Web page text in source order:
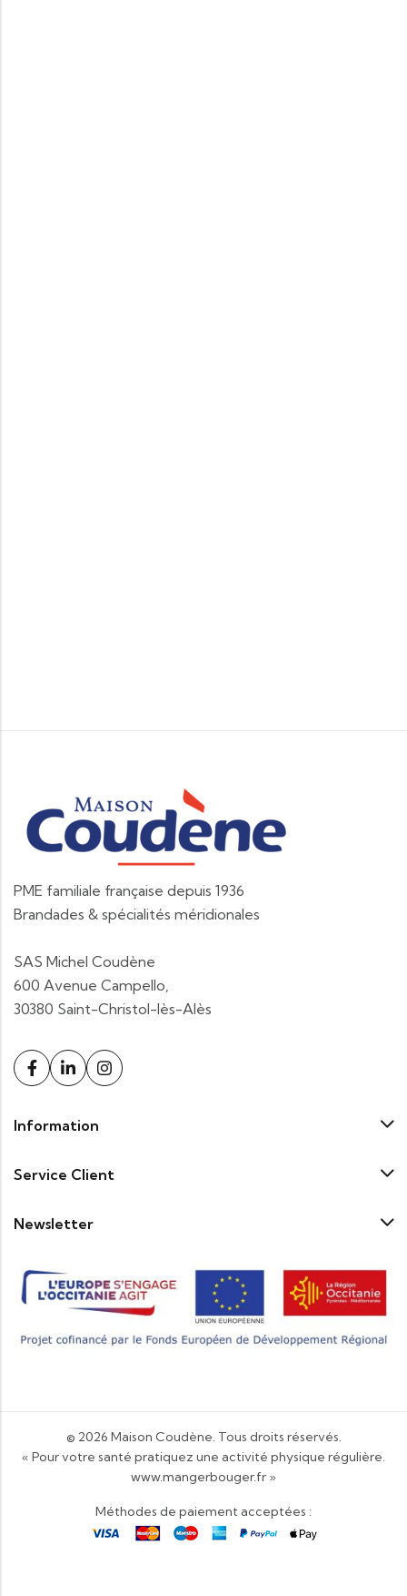
PME familiale française depuis 1936
Brandades & spécialités méridionales
SAS Michel Coudène
600 Avenue Campello,
30380 Saint-Christol-lès-Alès
Information
Service Client
Newsletter
© 2026 Maison Coudène. Tous droits réservés.
« Pour votre santé pratiquez une activité physique régulière.
www.mangerbouger.fr »
Méthodes de paiement acceptées :